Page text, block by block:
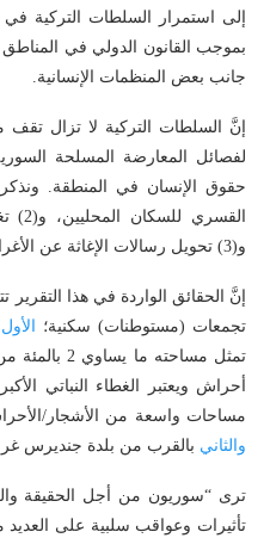
إلى استمرار السلطات التركية في
بموجب القانون الدولي في
جانب بعض المنظمات الإنسانية.
إنَّ السلطات التركية لا تزال
لفصائل المعارضة المسلحة
و(3) تحويل رسالات الإغاثة عن الأغراض المخصصة لها.
إنَّ الحقائق الواردة في هذا
تجمعات (مستوطنات) سكنية؛ الأول
تمثل
أحراش ويعتبر الغطاء النباتي
مساحات واسعة من الأشجار/
والثاني بالقرب من بلدة جنديرس
ترى “سوريون من أجل الحقيقة
تأثيرات وعواقب سلبية على العديد